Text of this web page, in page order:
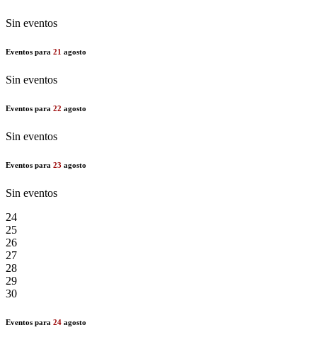
Sin eventos
Eventos para 21 agosto
Sin eventos
Eventos para 22 agosto
Sin eventos
Eventos para 23 agosto
Sin eventos
24
25
26
27
28
29
30
Eventos para 24 agosto